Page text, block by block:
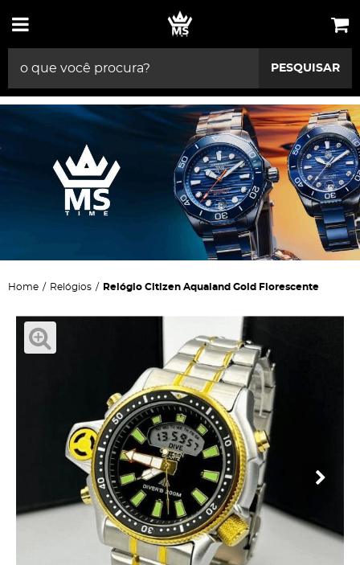
PESQUISAR
Home Relógios Relógio Citizen Aqualand Gold Florescente